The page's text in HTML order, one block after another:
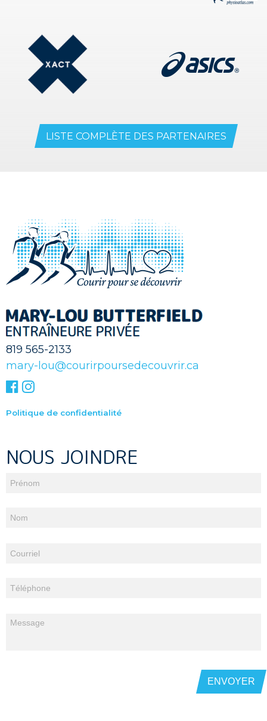
LISTE COMPLÈTE DES PARTENAIRES
819 565-2133
mary-lou@courirpoursedecouvrir.ca
Politique de confidentialité
NOUS JOINDRE
ENVOYER